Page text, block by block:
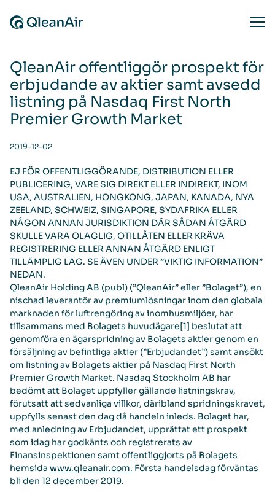
QleanAir offentliggör prospekt för
erbjudande av aktier samt avsedd
listning på Nasdaq First North
Premier Growth Market
2019-12-02
EJ FÖR OFFENTLIGGÖRANDE, DISTRIBUTION ELLER
PUBLICERING, VARE SIG DIREKT ELLER INDIREKT, INOM
USA, AUSTRALIEN, HONGKONG, JAPAN, KANADA, NYA
ZEELAND, SCHWEIZ, SINGAPORE, SYDAFRIKA ELLER
NÅGON ANNAN JURISDIKTION DÄR SÅDAN ÅTGÄRD
SKULLE VARA OLAGLIG, OTILLÅTEN ELLER KRÄVA
REGISTRERING ELLER ANNAN ÅTGÄRD ENLIGT
TILLÄMPLIG LAG. SE ÄVEN UNDER ”VIKTIG INFORMATION”
NEDAN.
QleanAir Holding AB (publ) (”QleanAir” eller ”Bolaget”), en
nischad leverantör av premiumlösningar inom den globala
marknaden för luftrengöring av inomhusmiljöer, har
tillsammans med Bolagets huvudägare[1] beslutat att
genomföra en ägarspridning av Bolagets aktier genom en
försäljning av befintliga aktier (”Erbjudandet”) samt ansökt
om listning av Bolagets aktier på Nasdaq First North
Premier Growth Market. Nasdaq Stockholm AB har
bedömt att Bolaget uppfyller gällande listningskrav,
förutsatt att sedvanliga villkor, däribland spridningskravet,
uppfylls senast den dag då handeln inleds. Bolaget har,
med anledning av Erbjudandet, upprättat ett prospekt
som idag har godkänts och registrerats av
Finansinspektionen samt offentliggjorts på Bolagets
hemsida www.qleanair.com. Första handelsdag förväntas
bli den 12 december 2019.